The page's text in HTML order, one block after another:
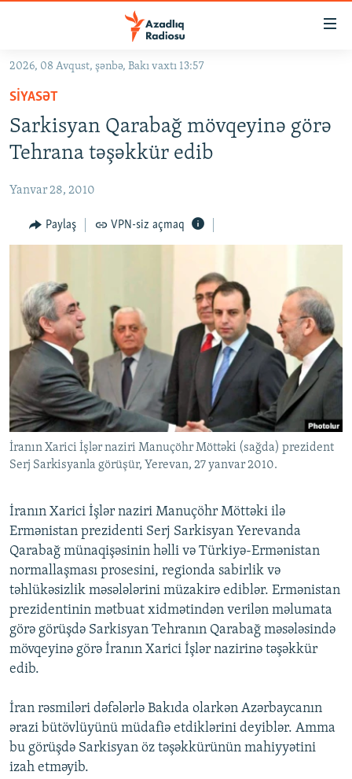
Əsas
qayıt
Əsas
naviqasiyaya
qayıt
GÜNDƏM
#İZAHLA
KORRUPSIOMETR
FƏRQƏ BAX
QANUNI DOĞRU
MULTIMEDIA
VIDEO
FOTOQALEREYA
İNFOQRAFIKA
KARIKATURA
RADIO ARXIV
OXU ZALI
AZƏRBAYCAN ƏDƏBIYYATI KITABXANASI
İSLAM VƏ DEMOKRATIYA
İZ - MƏDƏNIYYƏT PROQRAMI
HAQQIMIZDA
MISSIYAMIZ
PEŞƏ ETIKASI VƏ JURNALISTIKA STANDARTLARIMIZ
MATERIALLARIMIZDAN ISTIFADƏ
AZADLIQRADIOSU MOBIL TELEFONUNUZDA
XƏBƏR BÜLLETENLƏRIMIZ
BIZI IZLƏ
RFE/RL-in bütün saytları
2026, 08 Avqust, şənbə, Bakı vaxtı 13:57
SIYASƏT
Sarkisyan Qarabağ mövqeyinə görə
Tehrana təşəkkür edib
Yanvar 28, 2010
Paylaş VPN-siz açmaq
İranın Xarici İşlər naziri Manuçöhr Möttəki (sağda) prezident
Serj Sarkisyanla görüşür, Yerevan, 27 yanvar 2010.
İranın Xarici İşlər naziri Manuçöhr Möttəki ilə
Ermənistan prezidenti Serj Sarkisyan Yerevanda
Qarabağ münaqişəsinin həlli və Türkiyə-Ermənistan
normallaşması prosesini, regionda sabirlik və
təhlükəsizlik məsələlərini müzakirə ediblər. Ermənistan
prezidentinin mətbuat xidmətindən verilən məlumata
görə görüşdə Sarkisyan Tehranın Qarabağ məsələsində
mövqeyinə görə İranın Xarici İşlər nazirinə təşəkkür
edib.
İran rəsmiləri dəfələrlə Bakıda olarkən Azərbaycanın
ərazi bütövlüyünü müdafiə etdiklərini deyiblər. Amma
bu görüşdə Sarkisyan öz təşəkkürünün mahiyyətini
izah etməyib.